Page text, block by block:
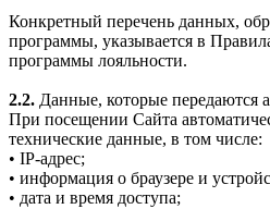
Конкретный перечень данных,
программы, указывается в
программы лояльности.
2.2. Данные, которые передаются
При посещении Сайта
технические данные, в том числе:
• IP-адрес;
• информация о браузере и
• дата и время доступа;